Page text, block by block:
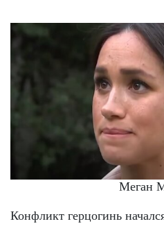
Меган
Конфликт герцогинь